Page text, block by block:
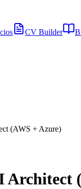
CV Builder
(AWS + Azure)
Architect